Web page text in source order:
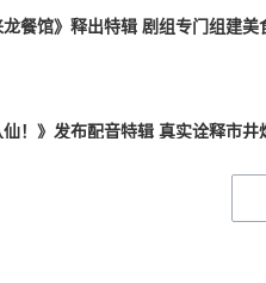
龙餐馆》释出特辑 剧组专门组建美
！》发布配音特辑 真实诠释市井